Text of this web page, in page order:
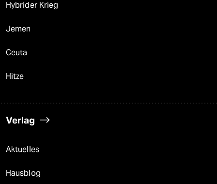
Hybrider Krieg
Jemen
Ceuta
Hitze
Verlag
Aktuelles
Hausblog